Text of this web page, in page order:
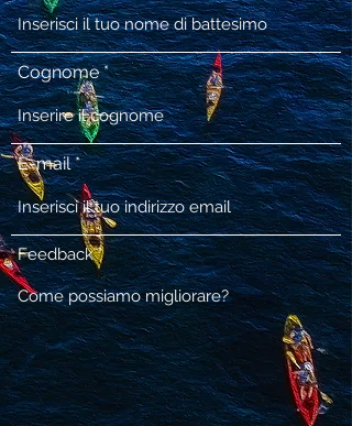
Cognome
E-mail
Feedback